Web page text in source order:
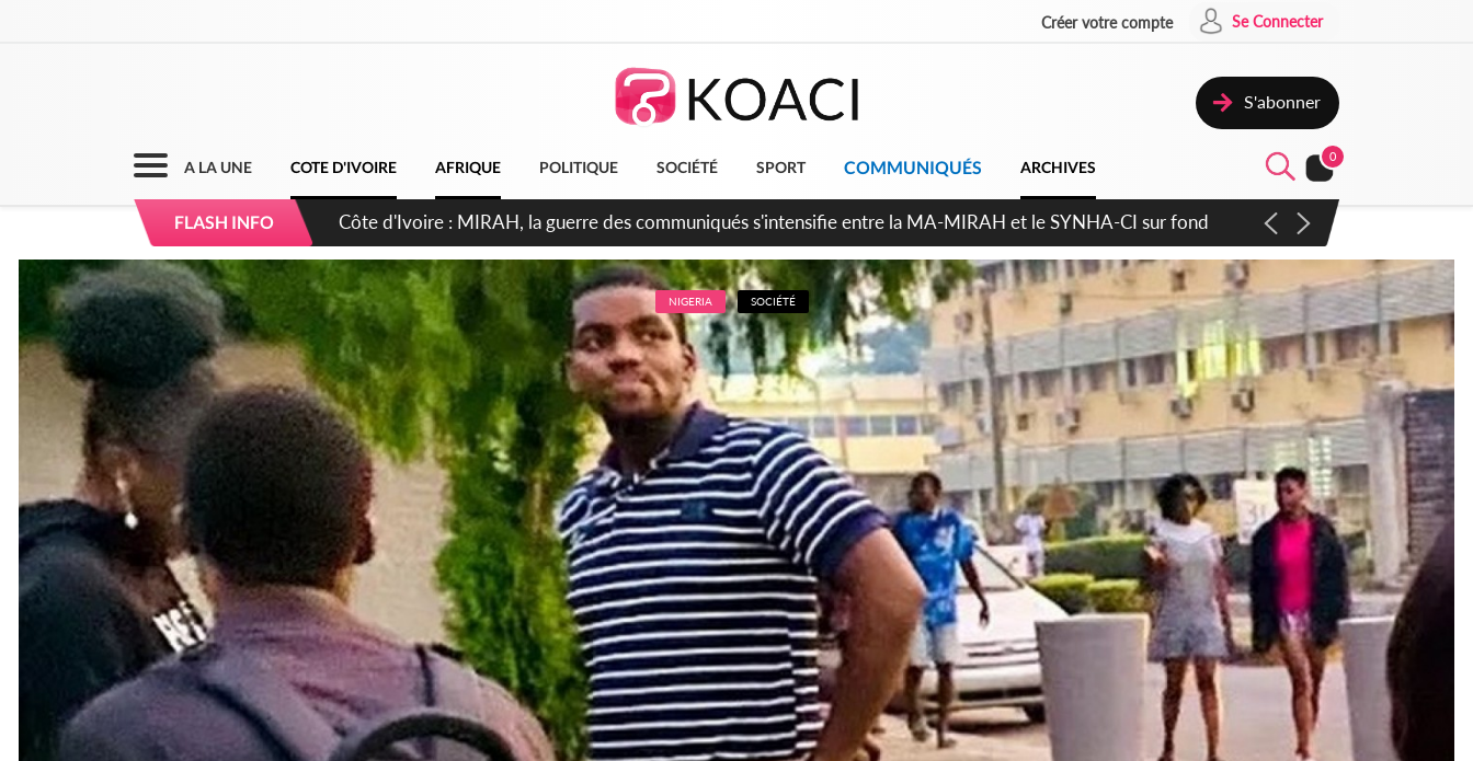
Créer votre compte Se Connecter
S'abonner
A LA UNE COTE D'IVOIRE AFRIQUE POLITIQUE SOCIÉTÉ SPORT COMMUNIQUÉS ARCHIVES
0
FLASH INFO Côte d'Ivoire : Indépendance 2026, Thiam plaide pour un environnement démocratique plus apaisé
NIGERIA SOCIÉTÉ